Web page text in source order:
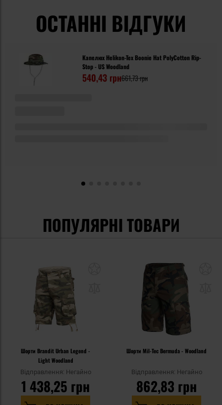
ОСТАННІ ВІДГУКИ
Капелюх Helikon-Tex Boonie Hat PolyCotton Rip-
Stop - US Woodland
540,43 грн661,73 грн
ПОПУЛЯРНІ ТОВАРИ
Шорти Brandit Urban Legend -
Light Woodland
Відправлення: Негайно
1 438,25 грн
Шорти Mil-Tec Bermuda - Woodland
Відправлення: Негайно
862,83 грн